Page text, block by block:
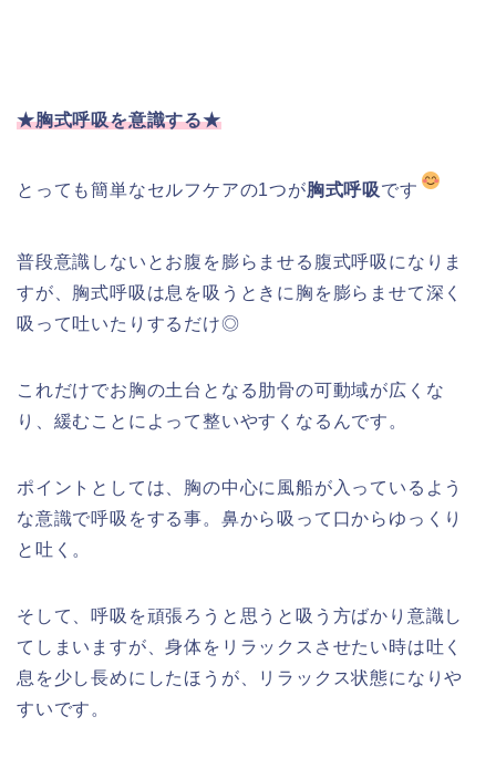
★胸式呼吸を意識する★
とっても簡単なセルフケアの1つが胸式呼吸です
普段意識しないとお腹を膨らませる腹式呼吸になりま
すが、 胸式呼吸は息を吸うときに胸を膨らませて深く
吸って吐いたりするだけ◎
これだけでお胸の土台となる肋骨の可動域が広くな
り、緩むことによって整いやすくなるんです。
ポイントとしては、
胸の中心に風船が入っているよう
な意識で呼吸をする事。鼻から吸 って口からゆっくり
と吐く。
そして、 呼吸を頑張ろうと思うと吸う方ばかり意識し
てしまいますが、身体をリラックスさせたい時は吐く
息を少し長めにしたほうが、
リラックス状態になりや
すいです。